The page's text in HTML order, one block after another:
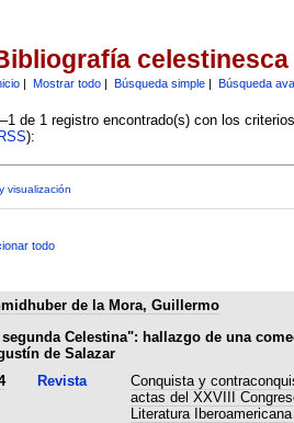
celestinesca
| Mostrar todo| Búsqueda simple| Búsqueda
de 1 registro encontrado(s) con los
):
visualización
todo
de la Mora, Guillermo
Celestina": hallazgo de una
de Salazar
Revista
Conquista y
actas del XXVIII
Literatura Iberoamericana